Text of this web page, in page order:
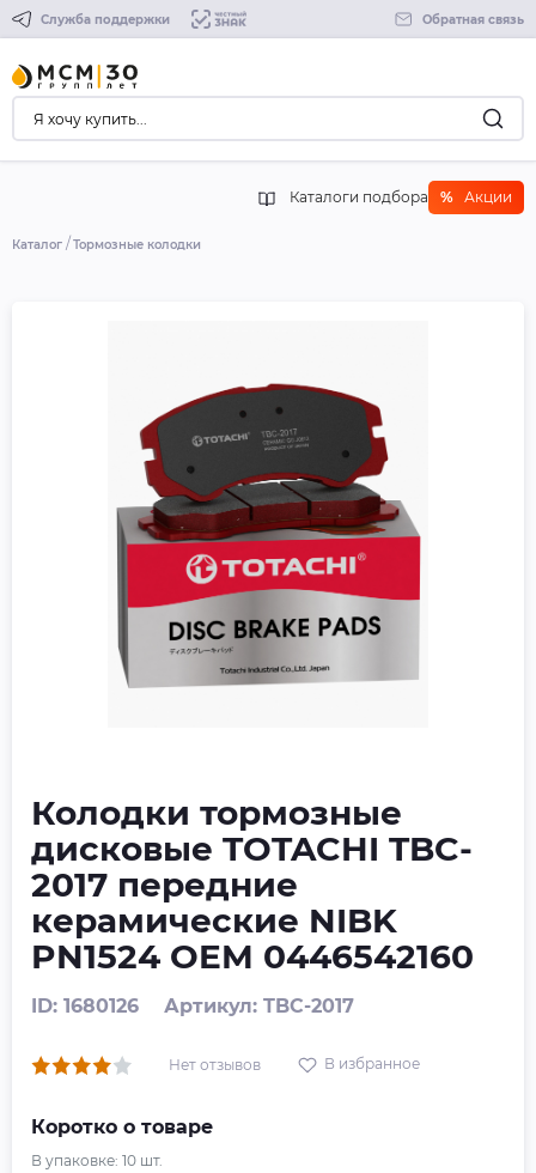
Служба поддержки Обратная связь
Каталоги подбора % Акции
Каталог Тормозные колодки
Колодки тормозные
дисковые TOTACHI TBC-
2017 передние
керамические NIBK
PN1524 OEM 0446542160
ID: 1680126 Артикул: TBC-2017
Нет отзывов В избранное
Коротко о товаре
В упаковке: 10 шт.